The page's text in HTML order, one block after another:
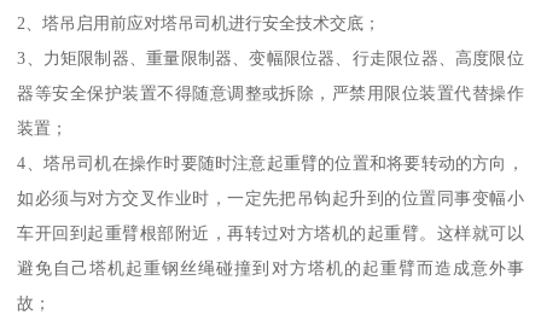
2、塔吊启用前应对塔吊司机进行安全技术交底；
3、力矩限制器、重量限制器、变幅限位器、行走限位器、高度限位
器等安全保护装置不得随意调整或拆除，严禁用限位装置代替操作
装置；
4、塔吊司机在操作时要随时注意起重臂的位置和将要转动的方向，
如必须与对方交叉作业时，一定先把吊钩起升到的位置同事变幅小
车开回到起重臂根部附近，再转过对方塔机的起重臂。这样就可以
避免自己塔机起重钢丝绳碰撞到对方塔机的起重臂而造成意外事
故；